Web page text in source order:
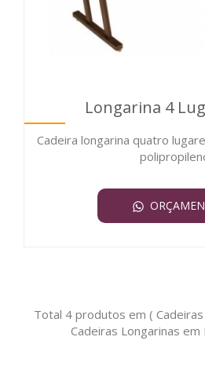
Longarina 4
Cadeira longarina quatro
Total 4 produtos em (
Cadeiras Longarinas